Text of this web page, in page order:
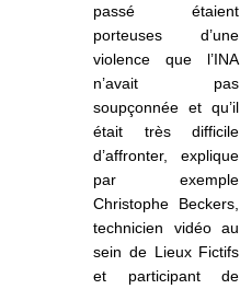
passé étaient
porteuses d’une
violence que l’INA
n’avait pas
soupçonnée et qu’il
était très difficile
d’affronter, explique
par exemple
Christophe Beckers,
technicien vidéo au
sein de Lieux Fictifs
et participant de